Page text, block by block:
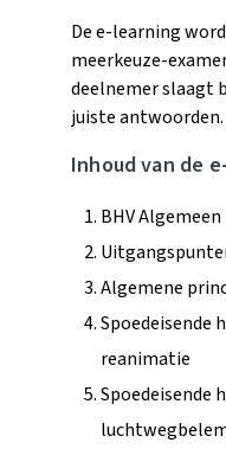
De e-learning
meerkeuze-
deelnemer slaagt
juiste antwoorden.
Inhoud van de
BHV Algemeen
Algemene
Spoedeisende
reanimatie
Spoedeisende